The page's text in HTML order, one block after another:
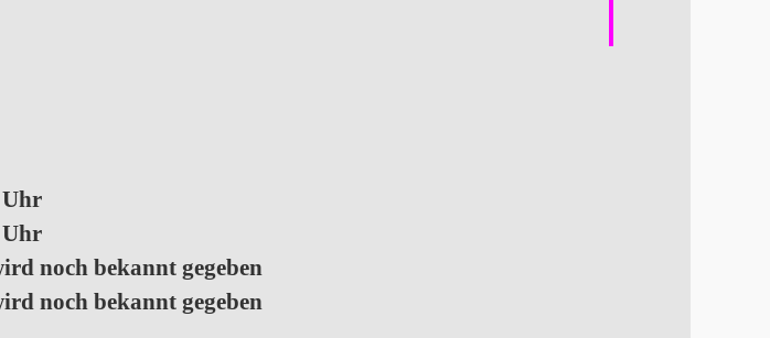
Uhr
Uhr
noch bekannt gegeben
noch bekannt gegeben